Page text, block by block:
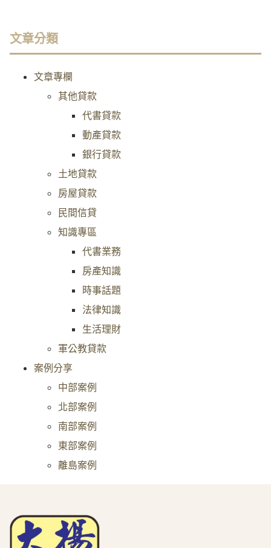
文章分類
文章專欄
其他貸款
代書貸款
動產貸款
銀行貸款
土地貸款
房屋貸款
民間信貸
知識專區
代書業務
房產知識
時事話題
法律知識
生活理財
軍公教貸款
案例分享
中部案例
北部案例
南部案例
東部案例
離島案例